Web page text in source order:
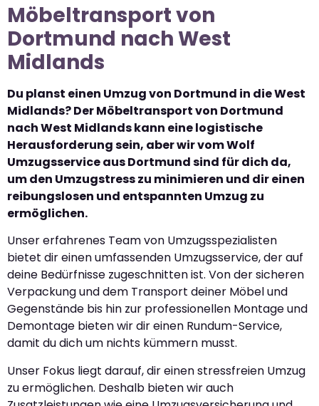
Möbeltransport von
Dortmund nach West
Midlands
Du planst einen Umzug von Dortmund in die West
Midlands? Der Möbeltransport von Dortmund
nach West Midlands kann eine logistische
Herausforderung sein, aber wir vom Wolf
Umzugsservice aus Dortmund sind für dich da,
um den Umzugstress zu minimieren und dir einen
reibungslosen und entspannten Umzug zu
ermöglichen.
Unser erfahrenes Team von Umzugsspezialisten
bietet dir einen umfassenden Umzugsservice, der auf
deine Bedürfnisse zugeschnitten ist. Von der sicheren
Verpackung und dem Transport deiner Möbel und
Gegenstände bis hin zur professionellen Montage und
Demontage bieten wir dir einen Rundum-Service,
damit du dich um nichts kümmern musst.
Unser Fokus liegt darauf, dir einen stressfreien Umzug
zu ermöglichen. Deshalb bieten wir auch